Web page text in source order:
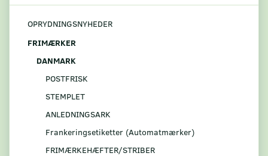
OPRYDNINGSNYHEDER
FRIMÆRKER
DANMARK
POSTFRISK
STEMPLET
ANLEDNINGSARK
Frankeringsetiketter (Automatmærker)
FRIMÆRKEHÆFTER/STRIBER